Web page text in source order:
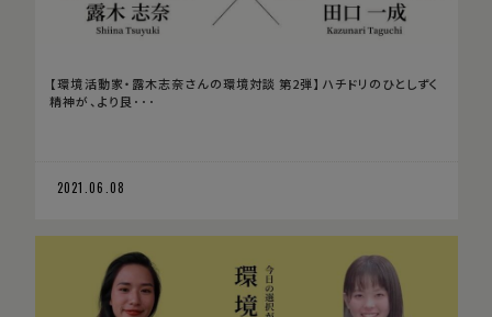
【環境活動家・露木志奈さんの環境対談 第2弾】ハチドリのひとしずく
精神が、より良･･･
2021.06.08